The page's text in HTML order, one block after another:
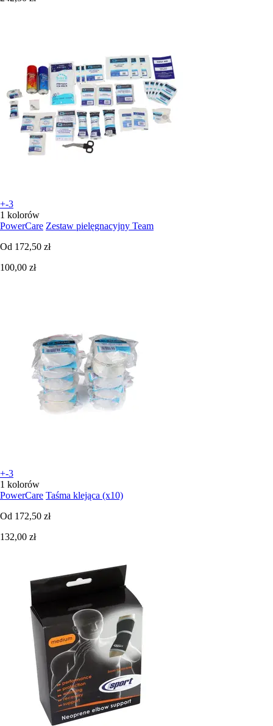
+-3
1 kolorów
PowerCare Zestaw pielęgnacyjny Team
Od 172,50 zł
100,00 zł
+-3
1 kolorów
PowerCare Taśma klejąca (x10)
Od 172,50 zł
132,00 zł